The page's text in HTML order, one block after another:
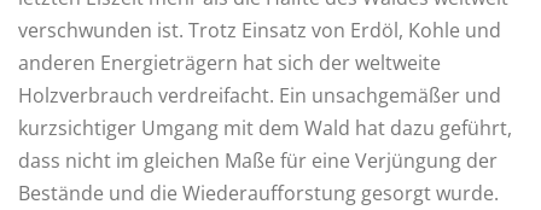
verschwunden ist. Trotz Einsatz von Erdöl, Kohle und
anderen Energieträgern hat sich der weltweite
Holzverbrauch verdreifacht. Ein unsachgemäßer und
kurzsichtiger Umgang mit dem Wald hat dazu geführt,
dass nicht im gleichen Maße für eine Verjüngung der
Bestände und die Wiederaufforstung gesorgt wurde.